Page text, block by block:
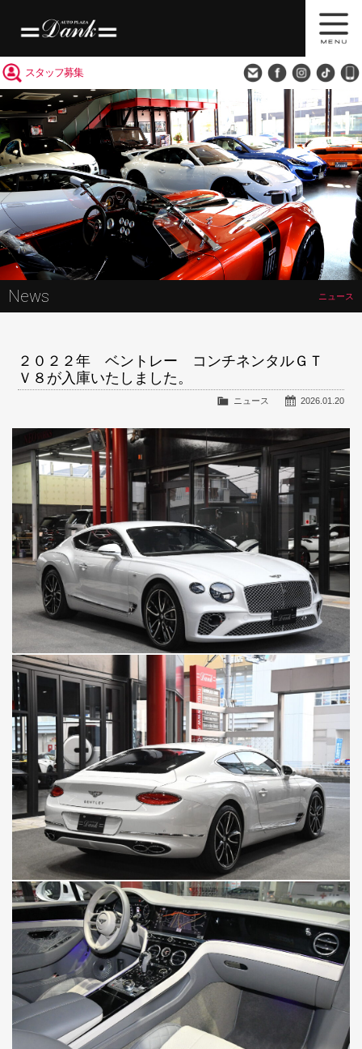
スタッフ募集
News ニュース
２０２２年 ベントレー コンチネンタルＧＴ
Ｖ８が入庫いたしました。
2026.01.20
ニュース